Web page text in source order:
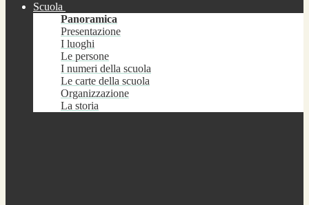
Scuola
Panoramica
Presentazione
I luoghi
Le persone
I numeri della scuola
Le carte della scuola
Organizzazione
La storia